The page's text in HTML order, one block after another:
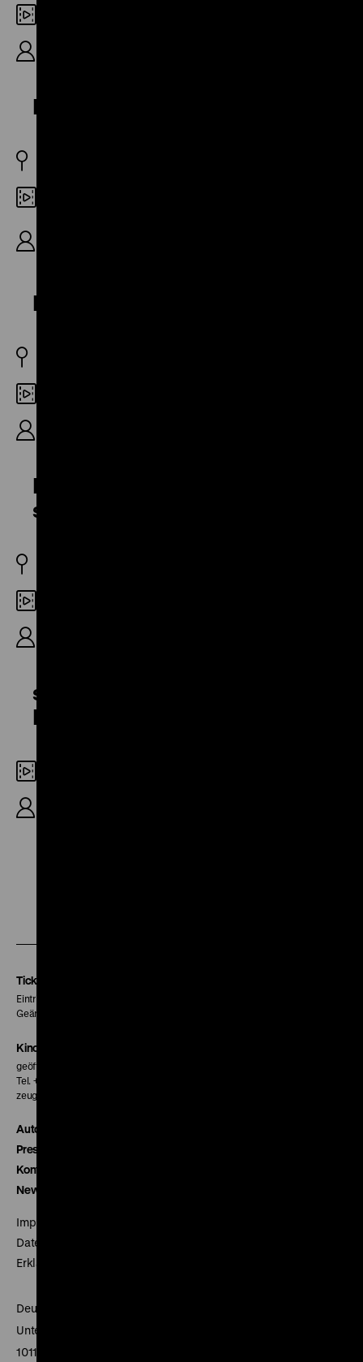
Ein sonderbarer Fall von Liebe
Brunner ist dran
Der gute Dichter und der
schlechte Glaser
sowie Diskussion der
Regisseure im Fernsehstudio
Tickets
Eintritt 5 €
Geänderte Preise sind im Programm vermerkt.
Kinokasse
geöffnet 30 Minuten vor Beginn der ersten Vorstellung
Tel. + 49 30 20304-770
zeughauskino@dhm.de
Autor*innen
Presse
Kontakt
Newsletter
Impressum
Datenschutz
Erklärung digitale Barrierefreiheit
Deutsches Historisches Museum
Unter den Linden 2
10117 Berlin